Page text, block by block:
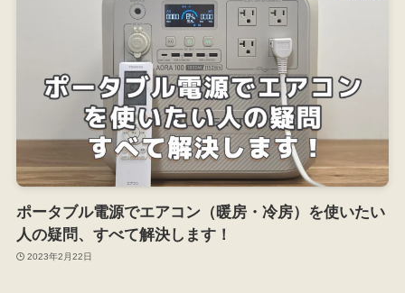
ポータブル電源でエアコン（暖房・冷房）を使いたい
人の疑問、すべて解決します！
2023年2月22日